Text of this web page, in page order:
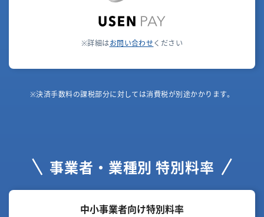
※詳細はお問い合わせください
※決済手数料の課税部分に対しては消費税が別途かかります。
事業者・業種別 特別料率
中小事業者向け特別料率